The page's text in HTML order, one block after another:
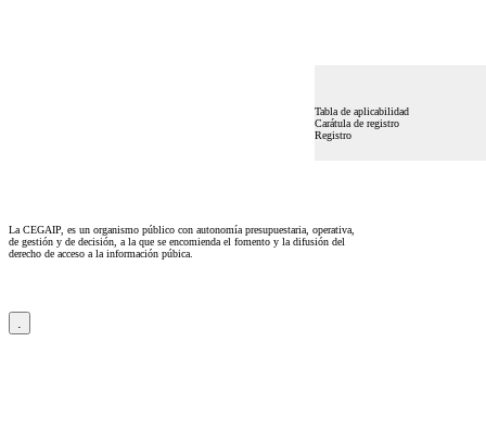
Tabla de aplicabilidad
Carátula de registro
Registro
La CEGAIP, es un organismo público con autonomía presupuestaria, operativa,
de gestión y de decisión, a la que se encomienda el fomento y la difusión del
derecho de acceso a la información púbica.